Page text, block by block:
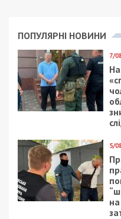
ПОПУЛЯРНІ НОВИНИ
7/
5/